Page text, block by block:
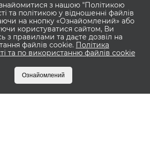
Доставка, оплата і
повернення
Сервіс ВІШЛІСТ ВАУ
Малюка?Бонусна програма
KIDSLINE
з нашою "Політикою
та політикою у відношенні файлів
на кнопку «Ознайомлений» або
користуватися сайтом, Ви
з правилами та даєте дозвіл на
файлів cookie. Політика
та по використанню файлів cookie
Ознайомлений